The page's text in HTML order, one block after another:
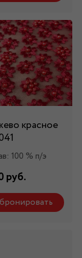
красное
100 % п/э
руб.